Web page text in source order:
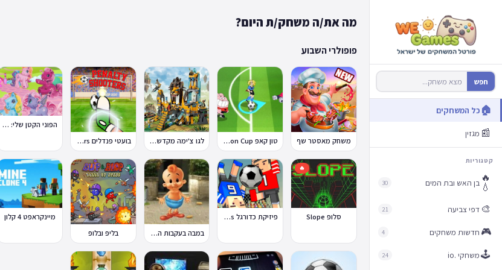
חפש
🏠 כל המשחקים
📰 מגזין
קטגוריות
🔥
💧 בן האש ובת המים 30
🎨 דפי צביעה 21
🎮 חדשות משחקים 4
🕹️משחקי .io 24
מה את/ה משחק/ת היום?
פופולרי השבוע
משחק מאסטר שף טון קאפ Toon Cup לגו צ'ימה מקדש האריות בועטי פנדלים Penalty Shooters
הפוני הקטן שלי: מסיבה בכפר
🔥
סלופ Slope
פיזיקת כדורגל Soccer Physics
במבה בעקבות החטיף החטוף 2
בליפ ובלופ
מיינקראפט 4 קלון